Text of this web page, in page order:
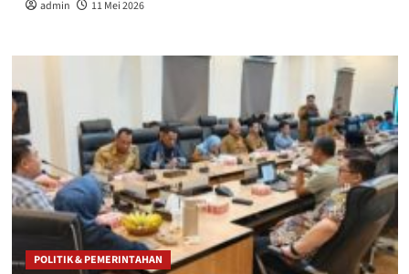
admin 11 Mei 2026
POLITIK & PEMERINTAHAN